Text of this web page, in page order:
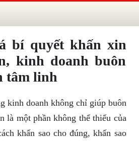
bí quyết khấn xin
kinh doanh buôn
tâm linh
kinh doanh không chỉ giúp buôn
là một phần không thể thiếu của
khấn sao cho đúng, khấn sao